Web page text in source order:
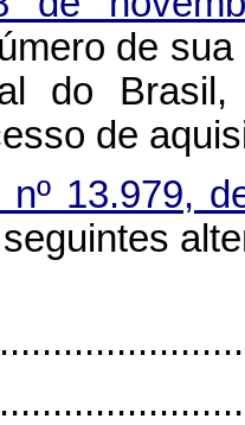
de
do
de
nº 13.979,